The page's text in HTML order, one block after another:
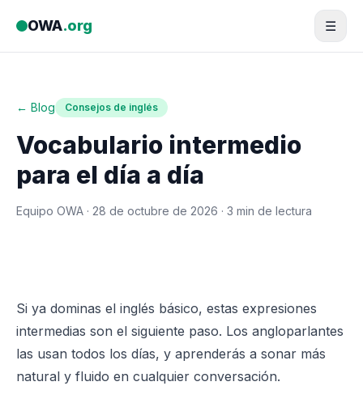
OWA.org ☰
← Blog Consejos de inglés
Vocabulario intermedio
para el día a día
Equipo OWA · 28 de octubre de 2026 · 3 min de lectura
Si ya dominas el inglés básico, estas expresiones
intermedias son el siguiente paso. Los angloparlantes
las usan todos los días, y aprenderás a sonar más
natural y fluido en cualquier conversación.